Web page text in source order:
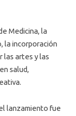
Medicina, la
la incorporación
las artes y las
salud,
lanzamiento fue